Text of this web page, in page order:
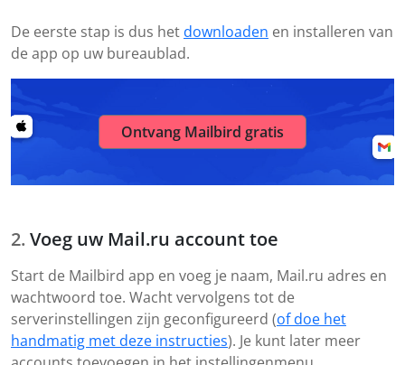
De eerste stap is dus het downloaden en installeren van
de app op uw bureaublad.
Ontvang Mailbird gratis
Voeg uw Mail.ru account toe
Start de Mailbird app en voeg je naam, Mail.ru adres en
wachtwoord toe. Wacht vervolgens tot de
serverinstellingen zijn geconfigureerd (of doe het
handmatig met deze instructies). Je kunt later meer